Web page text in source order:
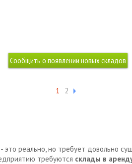
1 2
это реально, но требует довольно
требуются склады в